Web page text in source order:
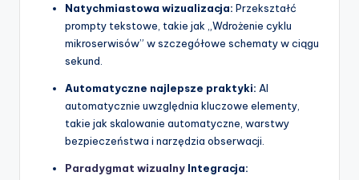
Natychmiastowa wizualizacja: Przekształć
prompty tekstowe, takie jak „Wdrożenie cyklu
mikroserwisów” w szczegółowe schematy w ciągu
sekund.
Automatyczne najlepsze praktyki: AI
automatycznie uwzględnia kluczowe elementy,
takie jak skalowanie automatyczne, warstwy
bezpieczeństwa i narzędzia obserwacji.
Paradygmat wizualny Integracja: